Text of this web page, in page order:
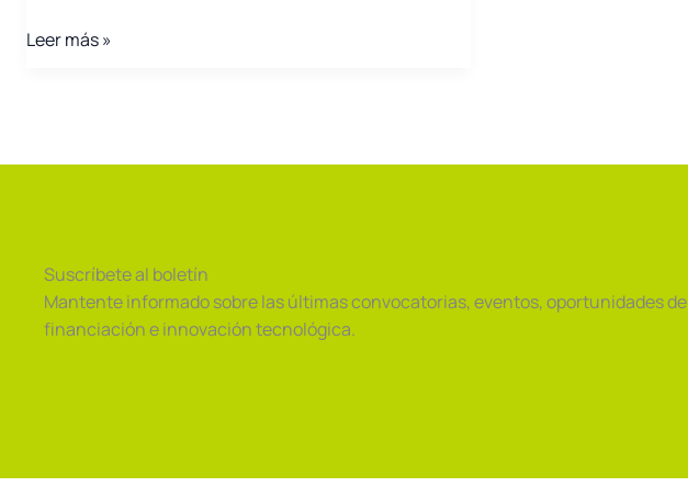
EMIN
Leer más »
Suscríbete al boletín
Mantente informado sobre las últimas convocatorias, eventos, oportunidades de
financiación e innovación tecnológica.